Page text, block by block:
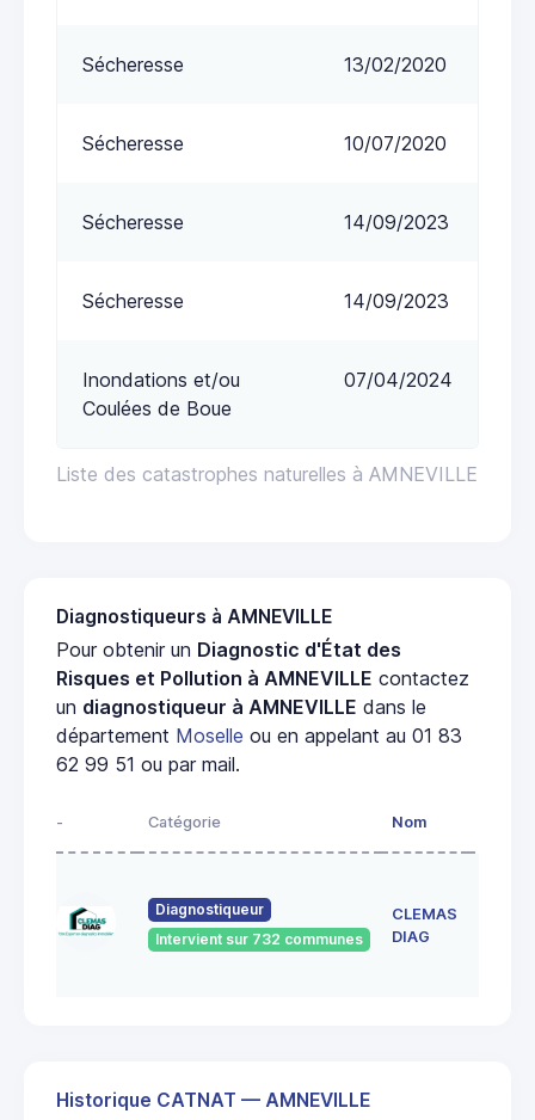
Liste des catastrophes naturelles à AMNEVILLE
Sécheresse 13/02/2020
Sécheresse 10/07/2020
Sécheresse 14/09/2023
Sécheresse 14/09/2023
Inondations et/ou
Coulées de Boue
07/04/2024
Diagnostiqueurs à AMNEVILLE
Pour obtenir un Diagnostic d'État des
Risques et Pollution à AMNEVILLE contactez
un diagnostiqueur à AMNEVILLE dans le
département Moselle ou en appelant au 01 83
62 99 51 ou par mail.
- Catégorie Nom
Diagnostiqueur
Intervient sur 732 communes
CLEMAS
DIAG
Historique CATNAT — AMNEVILLE